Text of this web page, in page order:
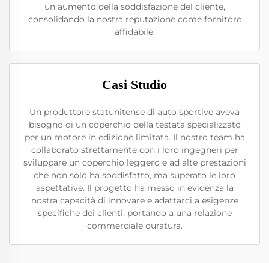
un aumento della soddisfazione del cliente,
consolidando la nostra reputazione come fornitore
affidabile.
Casi Studio
Un produttore statunitense di auto sportive aveva
bisogno di un coperchio della testata specializzato
per un motore in edizione limitata. Il nostro team ha
collaborato strettamente con i loro ingegneri per
sviluppare un coperchio leggero e ad alte prestazioni
che non solo ha soddisfatto, ma superato le loro
aspettative. Il progetto ha messo in evidenza la
nostra capacità di innovare e adattarci a esigenze
specifiche dei clienti, portando a una relazione
commerciale duratura.